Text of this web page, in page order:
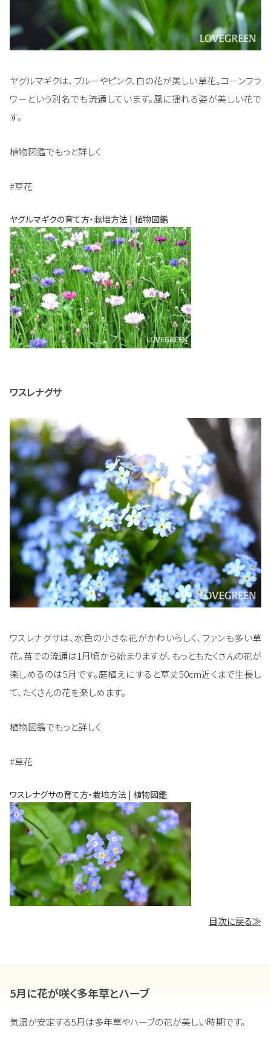
ヤグルマギクは、ブルーやピンク、白の花が美しい草花。コーンフラ
ワーという別名でも流通しています。風に揺れる姿が美しい花で
す。
植物図鑑でもっと詳しく
#草花
ヤグルマギクの育て方・栽培方法 | 植物図鑑
ワスレナグサ
ワスレナグサは、水色の小さな花がかわいらしく、ファンも多い草
花。苗での流通は1月頃から始まりますが、もっともたくさんの花が
楽しめるのは5月です。庭植えにすると草丈50cm近くまで生長し
て、たくさんの花を楽しめます。
植物図鑑でもっと詳しく
#草花
ワスレナグサの育て方・栽培方法 | 植物図鑑
目次に戻る≫
5月に花が咲く多年草とハーブ
気温が安定する5月は多年草やハーブの花が美しい時期です。